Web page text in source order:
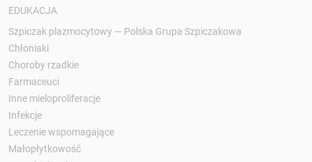
EDUKACJA
Szpiczak plazmocytowy — Polska Grupa Szpiczakowa
Chłoniaki
Choroby rzadkie
Farmaceuci
Inne mieloproliferacje
Infekcje
Leczenie wspomagające
Małopłytkowość